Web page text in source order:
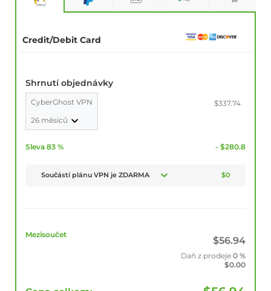
Credit/Debit Card
Shrnutí objednávky
CyberGhost VPN
26 měsíců
$337.74
Sleva 83 % - $280.8
Součástí plánu VPN je ZDARMA $0
Mezisoučet
$56.94
Daň z prodeje 0 %
$0.00